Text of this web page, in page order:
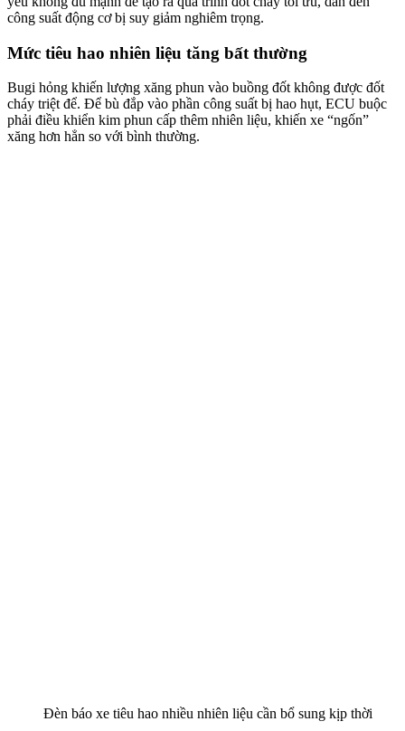
công suất động cơ bị suy giảm nghiêm trọng.
Mức tiêu hao nhiên liệu tăng bất thường
Bugi hỏng khiến lượng xăng phun vào buồng đốt không được đốt
cháy triệt để. Để bù đắp vào phần công suất bị hao hụt, ECU buộc
phải điều khiển kim phun cấp thêm nhiên liệu, khiến xe “ngốn”
xăng hơn hẳn so với bình thường.
Đèn báo xe tiêu hao nhiều nhiên liệu cần bổ sung kịp thời